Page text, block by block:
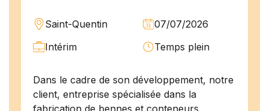
Saint-Quentin
07/07/2026
Intérim
Temps plein
Dans le cadre de son développement, notre
client, entreprise spécialisée dans la